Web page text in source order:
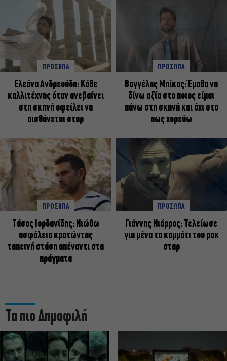
ΠΡΟΣΩΠΑ
Ελεάνα Ανδρεούδη: Κάθε
καλλιτέχνης όταν ανεβαίνει
στη σκηνή οφείλει να
αισθάνεται σταρ
ΠΡΟΣΩΠΑ
Βαγγέλης Μπίκος: Έμαθα να
δίνω αξία στο ποιος είμαι
πάνω στη σκηνή και όχι στο
πως χορεύω
ΠΡΟΣΩΠΑ
Tάσος Ιορδανίδης: Νιώθω
ασφάλεια κρατώντας
ταπεινή στάση απέναντι στα
πράγματα
ΠΡΟΣΩΠΑ
Γιάννης Νιάρρος: Τελείωσε
για μένα το κομμάτι του ροκ
σταρ
Τα πιο Δημοφιλή